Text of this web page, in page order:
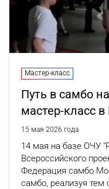
Мастер-класс
Путь в самбо
мастер-класс
15 мая 2026 года
14 мая на базе ОЧУ
Всероссийского
Федерация самбо
самбо, реализуя